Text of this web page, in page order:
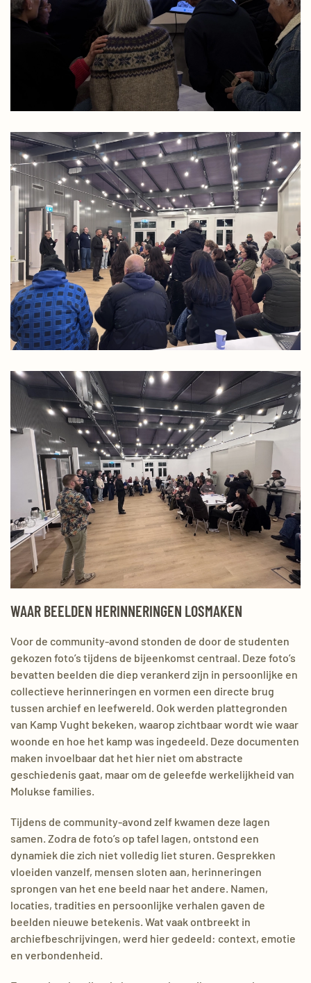
WAAR BEELDEN HERINNERINGEN LOSMAKEN
Voor de community-avond stonden de door de studenten
gekozen foto’s tijdens de bijeenkomst centraal. Deze foto’s
bevatten beelden die diep verankerd zijn in persoonlijke en
collectieve herinneringen en vormen een directe brug
tussen archief en leefwereld. Ook werden plattegronden
van Kamp Vught bekeken, waarop zichtbaar wordt wie waar
woonde en hoe het kamp was ingedeeld. Deze documenten
maken invoelbaar dat het hier niet om abstracte
geschiedenis gaat, maar om de geleefde werkelijkheid van
Molukse families.
Tijdens de community-avond zelf kwamen deze lagen
samen. Zodra de foto’s op tafel lagen, ontstond een
dynamiek die zich niet volledig liet sturen. Gesprekken
vloeiden vanzelf, mensen sloten aan, herinneringen
sprongen van het ene beeld naar het andere. Namen,
locaties, tradities en persoonlijke verhalen gaven de
beelden nieuwe betekenis. Wat vaak ontbreekt in
archiefbeschrijvingen, werd hier gedeeld: context, emotie
en verbondenheid.